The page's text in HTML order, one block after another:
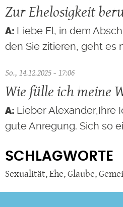
Zur Ehelosigkeit
Liebe El, in dem
den Sie zitieren, geht es
So., 14.12.2025 - 17:06
Wie fülle ich meine
Lieber Alexander,Ihre
gute Anregung. Sich so
SCHLAGWORTE
Sexualität,Ehe,Glaube,